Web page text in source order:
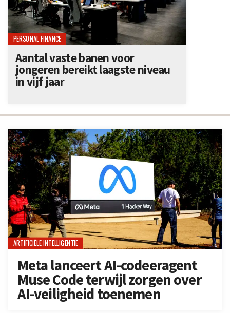
ARTIFICIËLE INTELLIGENTIE
Meta lanceert AI-codeeragent
Muse Code terwijl zorgen over
AI-veiligheid toenemen
PERSONAL FINANCE
Aantal vaste banen voor
jongeren bereikt laagste niveau
in vijf jaar